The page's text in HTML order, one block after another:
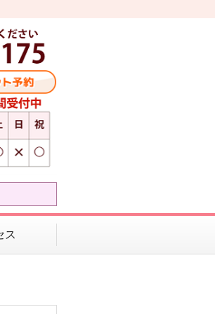
ス